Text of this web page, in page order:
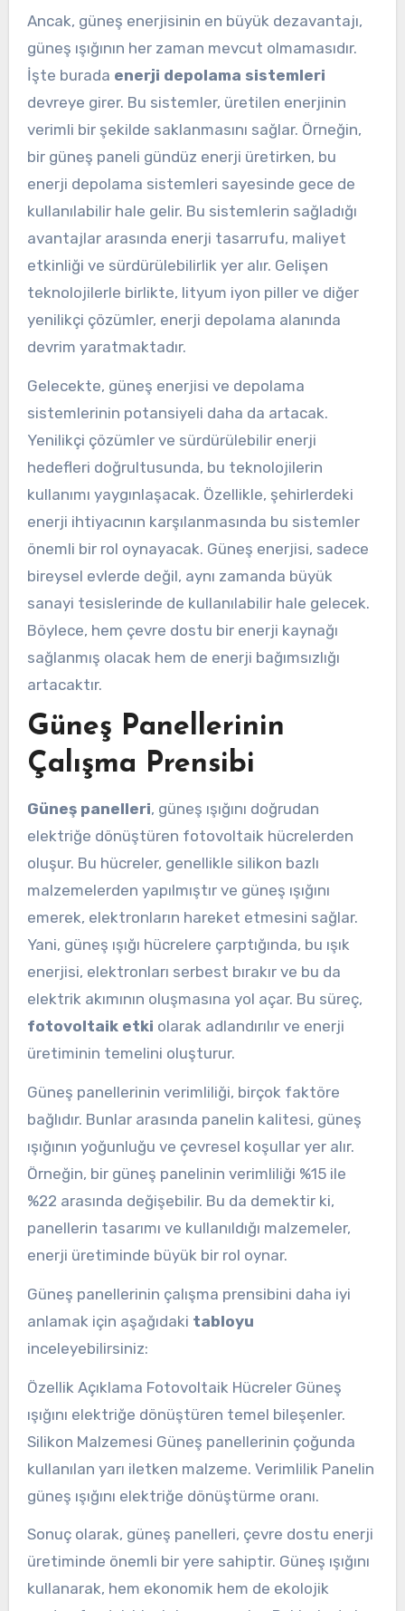
Ancak, güneş enerjisinin en büyük dezavantajı,
güneş ışığının her zaman mevcut olmamasıdır.
İşte burada enerji depolama sistemleri
devreye girer. Bu sistemler, üretilen enerjinin
verimli bir şekilde saklanmasını sağlar. Örneğin,
bir güneş paneli gündüz enerji üretirken, bu
enerji depolama sistemleri sayesinde gece de
kullanılabilir hale gelir. Bu sistemlerin sağladığı
avantajlar arasında enerji tasarrufu, maliyet
etkinliği ve sürdürülebilirlik yer alır. Gelişen
teknolojilerle birlikte, lityum iyon piller ve diğer
yenilikçi çözümler, enerji depolama alanında
devrim yaratmaktadır.
Gelecekte, güneş enerjisi ve depolama
sistemlerinin potansiyeli daha da artacak.
Yenilikçi çözümler ve sürdürülebilir enerji
hedefleri doğrultusunda, bu teknolojilerin
kullanımı yaygınlaşacak. Özellikle, şehirlerdeki
enerji ihtiyacının karşılanmasında bu sistemler
önemli bir rol oynayacak. Güneş enerjisi, sadece
bireysel evlerde değil, aynı zamanda büyük
sanayi tesislerinde de kullanılabilir hale gelecek.
Böylece, hem çevre dostu bir enerji kaynağı
sağlanmış olacak hem de enerji bağımsızlığı
artacaktır.
Güneş Panellerinin
Çalışma Prensibi
Güneş panelleri, güneş ışığını doğrudan
elektriğe dönüştüren fotovoltaik hücrelerden
oluşur. Bu hücreler, genellikle silikon bazlı
malzemelerden yapılmıştır ve güneş ışığını
emerek, elektronların hareket etmesini sağlar.
Yani, güneş ışığı hücrelere çarptığında, bu ışık
enerjisi, elektronları serbest bırakır ve bu da
elektrik akımının oluşmasına yol açar. Bu süreç,
fotovoltaik etki olarak adlandırılır ve enerji
üretiminin temelini oluşturur.
Güneş panellerinin verimliliği, birçok faktöre
bağlıdır. Bunlar arasında panelin kalitesi, güneş
ışığının yoğunluğu ve çevresel koşullar yer alır.
Örneğin, bir güneş panelinin verimliliği %15 ile
%22 arasında değişebilir. Bu da demektir ki,
panellerin tasarımı ve kullanıldığı malzemeler,
enerji üretiminde büyük bir rol oynar.
Güneş panellerinin çalışma prensibini daha iyi
anlamak için aşağıdaki tabloyu
inceleyebilirsiniz:
Özellik Açıklama Fotovoltaik Hücreler Güneş
ışığını elektriğe dönüştüren temel bileşenler.
Silikon Malzemesi Güneş panellerinin çoğunda
kullanılan yarı iletken malzeme. Verimlilik Panelin
güneş ışığını elektriğe dönüştürme oranı.
Sonuç olarak, güneş panelleri, çevre dostu enerji
üretiminde önemli bir yere sahiptir. Güneş ışığını
kullanarak, hem ekonomik hem de ekolojik